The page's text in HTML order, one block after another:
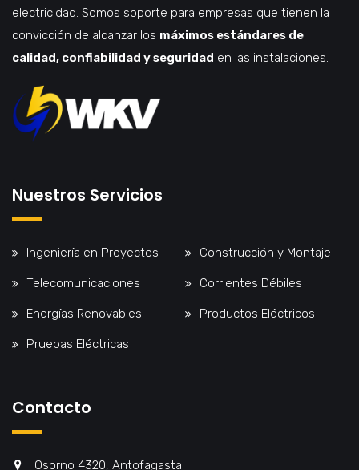
electricidad. Somos soporte para empresas que tienen la
convicción de alcanzar los máximos estándares de
calidad, confiabilidad y seguridad en las instalaciones.
Nuestros Servicios
Ingeniería en Proyectos Construcción y Montaje
Telecomunicaciones Corrientes Débiles
Energías Renovables Productos Eléctricos
Pruebas Eléctricas
Contacto
Osorno 4320, Antofagasta